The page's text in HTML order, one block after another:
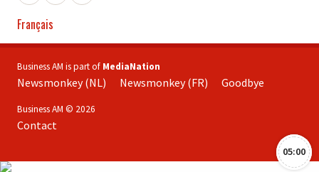
05:00
Français
Business AM is part of MediaNation
Newsmonkey (NL) Newsmonkey (FR) Goodbye
Business AM © 2026
Contact